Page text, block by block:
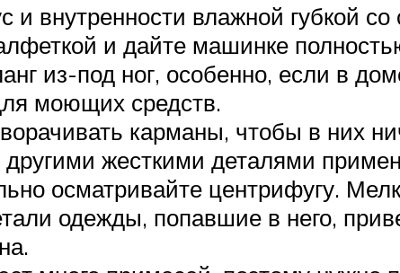
и внутренности влажной губкой
и дайте машинке
из-под ног, особенно, если в
моющих средств.
карманы, чтобы в них
жесткими деталями
осматривайте центрифугу.
одежды, попавшие в него,